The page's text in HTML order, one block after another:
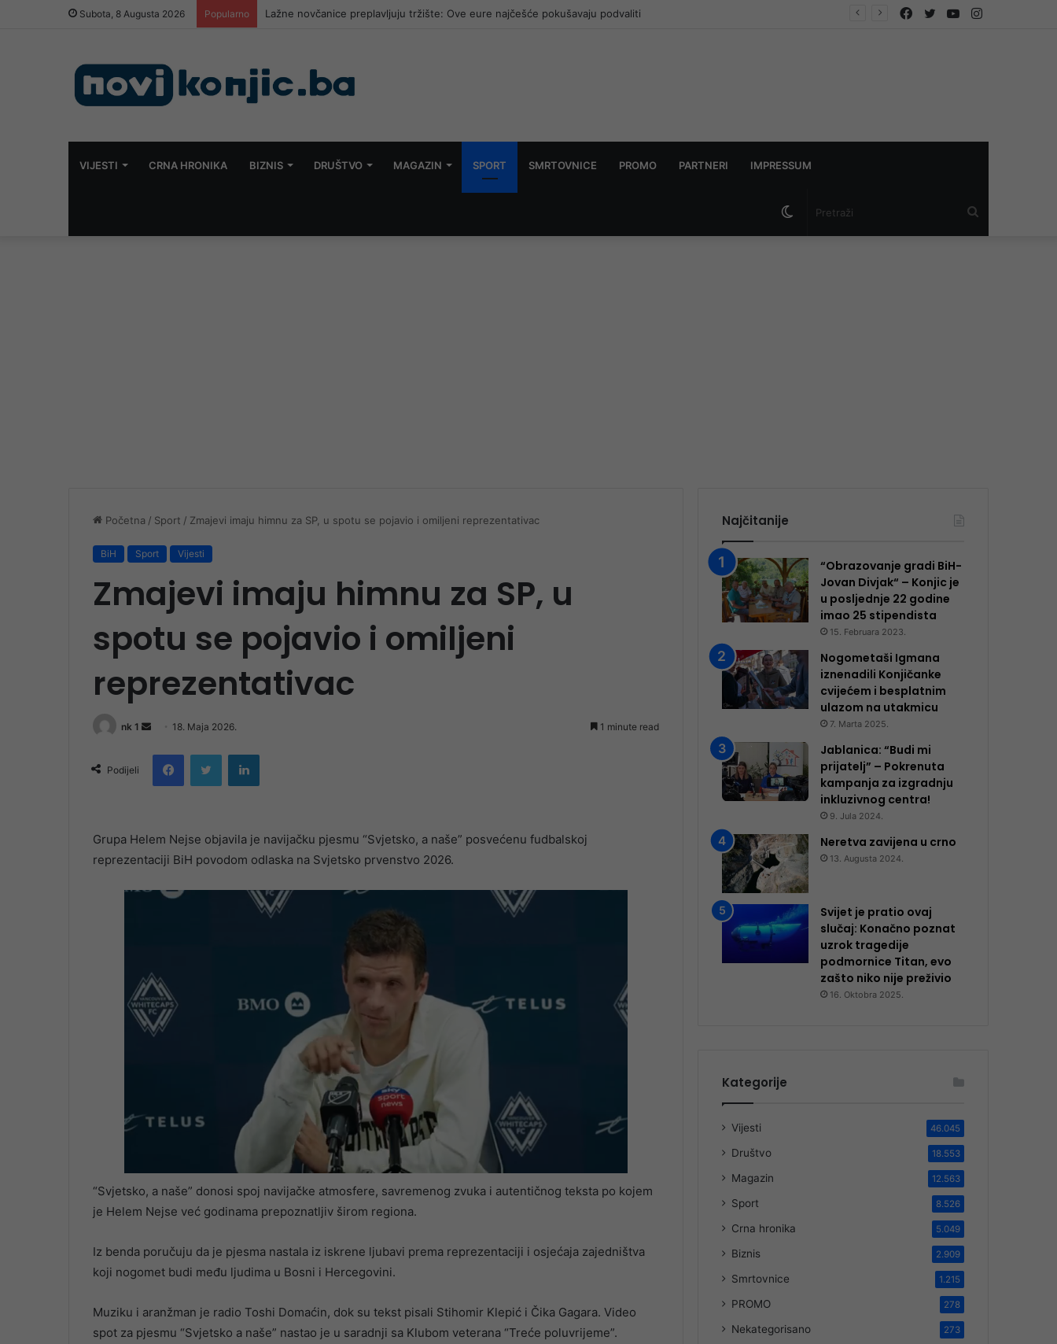
Subota, 8 Augusta 2026 Popularno Novi požar kod Kanjine: Vatra se spustila prema M-17, konjički vatrogasci brzo intervenisali Instagram
YouTube
Twitter
Facebook
VIJESTI CRNA HRONIKA BIZNIS DRUŠTVO MAGAZIN SPORT SMRTOVNICE PROMO PARTNERI IMPRESSUM
Switch
Početna / Sport / Zmajevi imaju himnu za SP, u spotu se pojavio i omiljeni reprezentativac
BiH Sport Vijesti
Zmajevi imaju himnu za SP, u
spotu se pojavio i omiljeni
reprezentativac
nk 1
Send
email
18. Maja 2026. 1 minute read
Podijeli
FacebookTwitter LinkedIn
Grupa Helem Nejse objavila je navijačku pjesmu “Svjetsko, a naše” posvećenu fudbalskoj
reprezentaciji BiH povodom odlaska na Svjetsko prvenstvo 2026.
“Svjetsko, a naše” donosi spoj navijačke atmosfere, savremenog zvuka i autentičnog teksta po kojem
je Helem Nejse već godinama prepoznatljiv širom regiona.
Iz benda poručuju da je pjesma nastala iz iskrene ljubavi prema reprezentaciji i osjećaja zajedništva
koji nogomet budi među ljudima u Bosni i Hercegovini.
Muziku i aranžman je radio Toshi Domaćin, dok su tekst pisali Stihomir Klepić i Čika Gagara. Video
spot za pjesmu “Svjetsko a naše” nastao je u saradnji sa Klubom veterana “Treće poluvrijeme”.
Najčitanije
“Obrazovanje gradi BiH-
Jovan Divjak“ – Konjic je
u posljednje 22 godine
imao 25 ​​stipendista
15. Februara 2023.
Nogometaši Igmana
iznenadili Konjičanke
cvijećem i besplatnim
ulazom na utakmicu
7. Marta 2025.
Jablanica: “Budi mi
prijatelj” – Pokrenuta
kampanja za izgradnju
inkluzivnog centra!
9. Jula 2024.
Neretva zavijena u crno
13. Augusta 2024.
Svijet je pratio ovaj
slučaj: Konačno poznat
uzrok tragedije
podmornice Titan, evo
zašto niko nije preživio
16. Oktobra 2025.
Kategorije
Vijesti 46.045
Društvo 18.553
Magazin 12.563
Sport 8.526
Crna hronika 5.049
Biznis 2.909
Smrtovnice 1.215
PROMO 278
Nekategorisano 273